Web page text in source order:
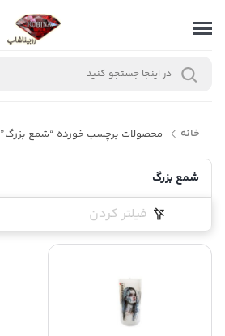
خانه محصولات برچسب خورده “شمع بزرگ”
شمع بزرگ
فیلتر کردن